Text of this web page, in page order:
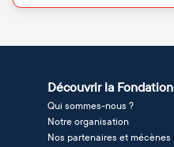
Découvrir la Fondation
Qui sommes-nous ?
Notre organisation
Nos partenaires et mécènes